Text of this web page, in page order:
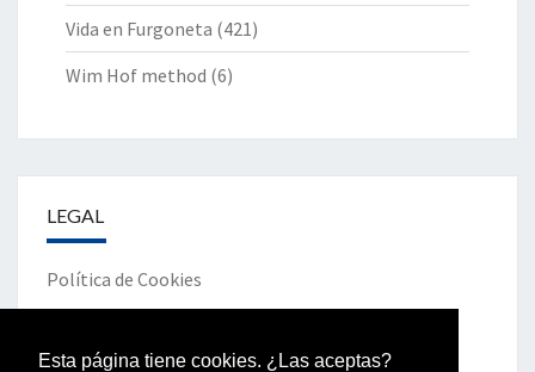
Esta página tiene cookies. ¿Las aceptas?
Vida en Furgoneta (421)
Wim Hof method (6)
LEGAL
Política de Cookies